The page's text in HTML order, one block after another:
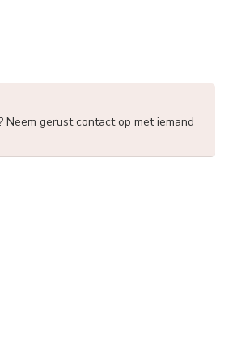
gerust contact op met iemand